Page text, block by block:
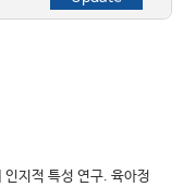
지적 특성 연구. 육아정